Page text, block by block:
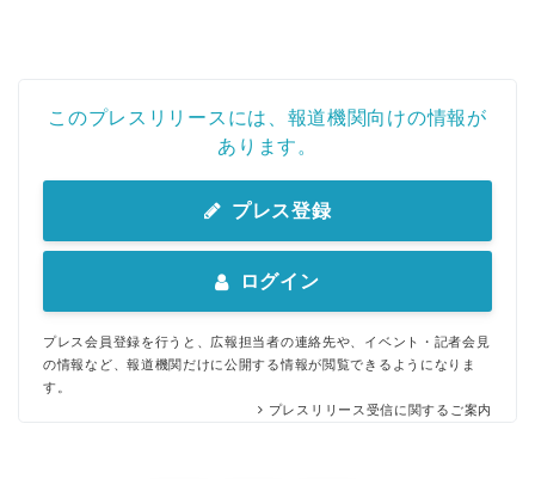
このプレスリリースには、報道機関向けの情報が
あります。
プレス登録
ログイン
プレス会員登録を行うと、広報担当者の連絡先や、イベント・記者会見
の情報など、報道機関だけに公開する情報が閲覧できるようになりま
す。
プレスリリース受信に関するご案内